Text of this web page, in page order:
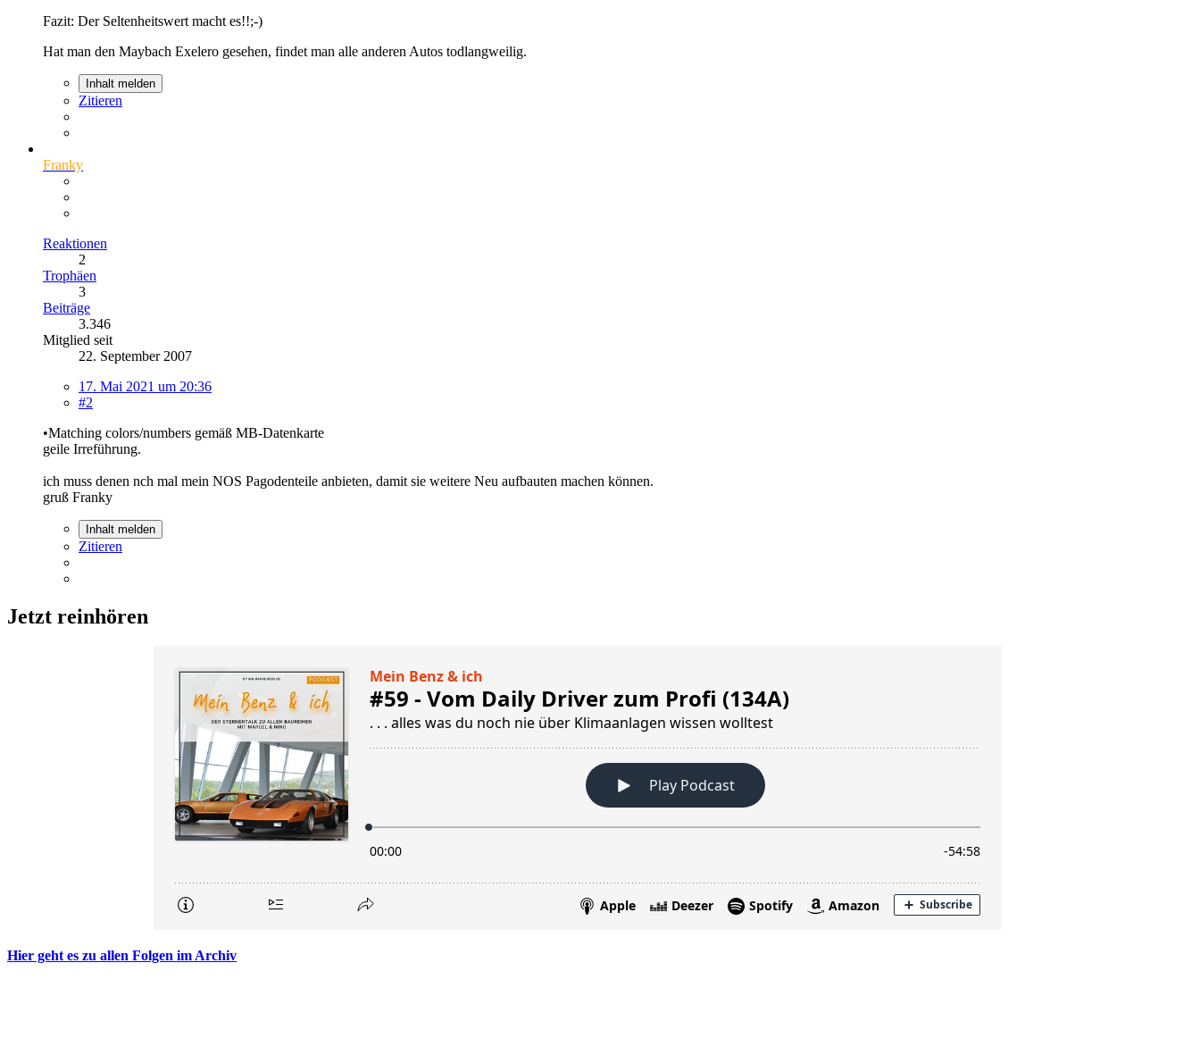
Fazit: Der Seltenheitswert macht es!!;-)
Hat man den Maybach Exelero gesehen, findet man alle anderen Autos todlangweilig.
Inhalt melden
Zitieren
Franky
Reaktionen
2
Trophäen
3
Beiträge
3.346
Mitglied seit
22. September 2007
17. Mai 2021 um 20:36
#2
•Matching colors/numbers gemäß MB-Datenkarte
geile Irreführung.
ich muss denen nch mal mein NOS Pagodenteile anbieten, damit sie weitere Neu aufbauten machen können.
gruß Franky
Inhalt melden
Zitieren
Jetzt reinhören
Hier geht es zu allen Folgen im Archiv